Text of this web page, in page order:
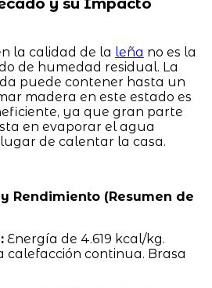
la calidad de la leña no es la
de humedad residual. La
puede contener hasta un
madera en este estado es
ya que gran parte
en evaporar el agua
de calentar la casa.
Rendimiento (Resumen de
Energía de 4.619 kcal/kg.
calefacción continua. Brasa